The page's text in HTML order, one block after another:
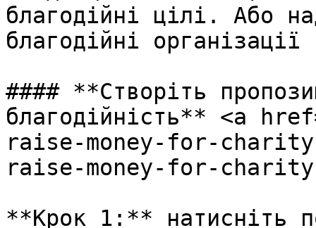
благодійні цілі. Або
благодійні
#### **Створіть
благодійність** <a
raise-money-for-
raise-money-for-
**Крок 1:** натисніть